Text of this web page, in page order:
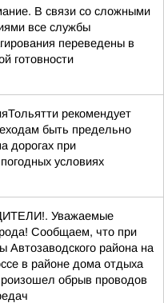
В связи со сложными
все службы
переведены в
готовности
рекомендует
быть предельно
дорогах при
условиях
Уважаемые
Сообщаем, что при
Автозаводского района на
в районе дома отдыха
обрыв проводов